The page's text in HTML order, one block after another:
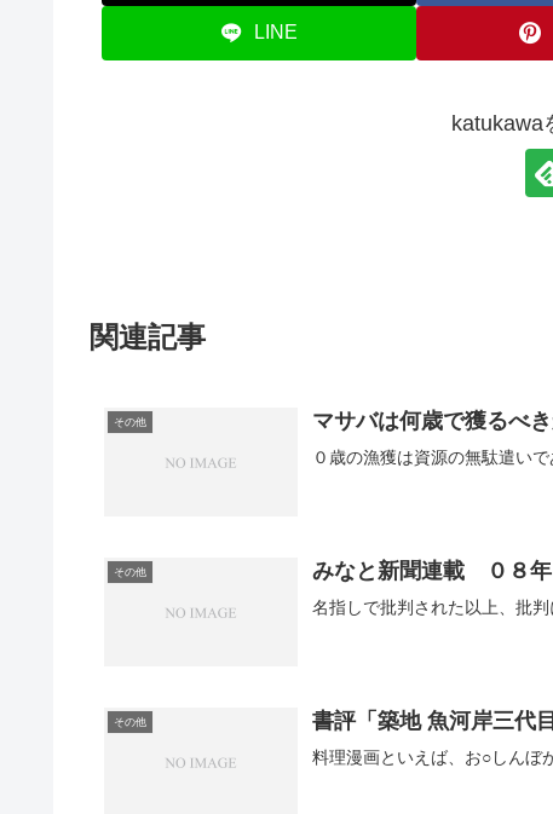
LINE
katukawa
関連記事
その他 マサバは何歳で獲るべき
その他 みなと新聞連載 ０８年
名指しで批判された以上、批
その他 書評「築地 魚河岸三代目
料理漫画といえば、お○しんぼ